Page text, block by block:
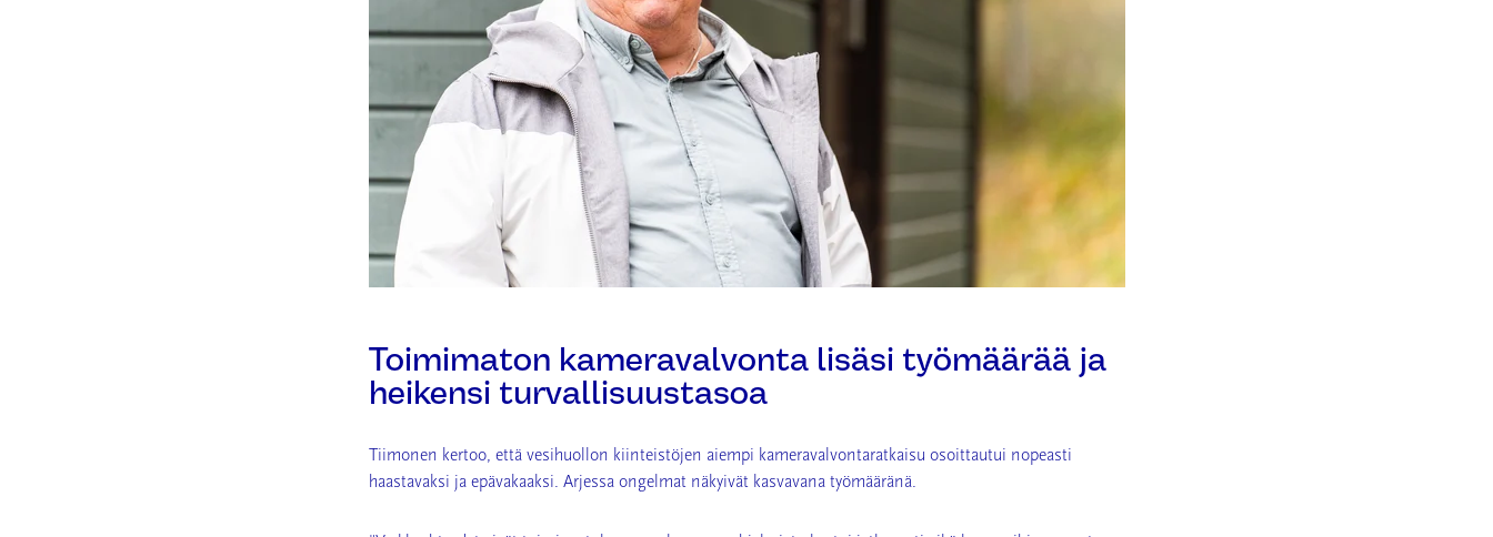
Toimimaton kameravalvonta lisäsi työmäärää ja
heikensi turvallisuustasoa
Tiimonen kertoo, että vesihuollon kiinteistöjen aiempi kameravalvontaratkaisu osoittautui nopeasti
haastavaksi ja epävakaaksi. Arjessa ongelmat näkyivät kasvavana työmääränä.